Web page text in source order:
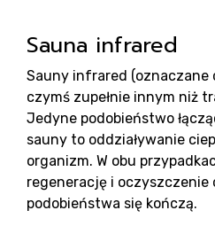
Sauna infrared
Sauny infrared (oznaczane
czymś zupełnie innym niż
Jedyne podobieństwo
sauny to oddziaływanie
organizm. W obu
regenerację i oczyszczenie
podobieństwa się kończą.